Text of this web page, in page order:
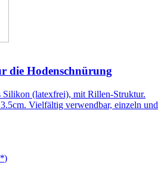
die Hodenschnürung
Silikon (latexfrei), mit Rillen-Struktur.
Vielfältig verwendbar, einzeln und
)